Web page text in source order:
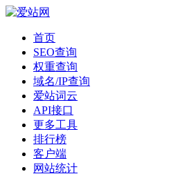
首页
SEO查询
权重查询
域名/IP查询
爱站词云
API接口
更多工具
排行榜
客户端
网站统计